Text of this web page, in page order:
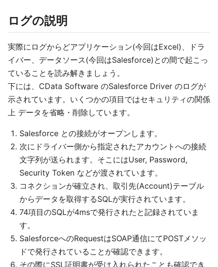
ログの説明
実際にログからどアプリケーション(今回はExcel)、ドラ
イバー、データソース(今回はSalesforce)との間で起こっ
ていることを読み解きましょう。
下には、CData Software のSalesforce Driver のログが
示されています。いくつかの項目ではセキュリティの関係
上 データを省略・削除しています。
Salesforce との接続がオープンします。
次にドライバー側から指定されたアカウントへの接続
文字列が送られます。そこにはUser, Password,
Security Token などが渡されています。
コネクションが確立され、取引先(Account)テーブル
からデータを取得するSQLが実行されています。
74項目のSQLが4msで発行されたと記録されていま
す。
SalesforceへのRequestはSOAP通信にてPOSTメソッ
ドで発行されていることが確認できます。
その際にSSL証明書が受け入れられたことも確認でき